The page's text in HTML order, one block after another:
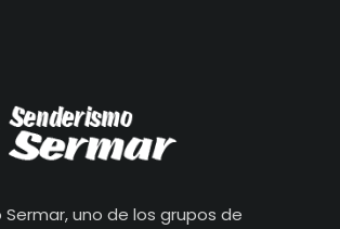
Sermar, uno de los grupos de